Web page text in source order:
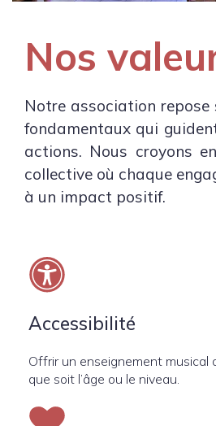
Nos
Notre association repose
fondamentaux qui
actions. Nous croyons
collective où chaque
à un impact positif.
Accessibilité
Offrir un enseignement musical
que soit l’âge ou le niveau.